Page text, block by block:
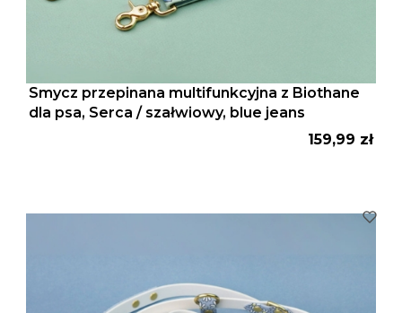
Smycz przepinana multifunkcyjna z Biothane
dla psa, Serca / szałwiowy, blue jeans
Cena
159,99 zł